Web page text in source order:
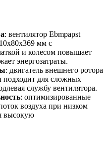
: вентилятор Ebmpapst
мм с
и колесом повышает
энергозатраты.
: двигатель внешнего ротора
подходит для сложных
службу вентилятора.
: оптимизированные
воздуха при низком
высокую